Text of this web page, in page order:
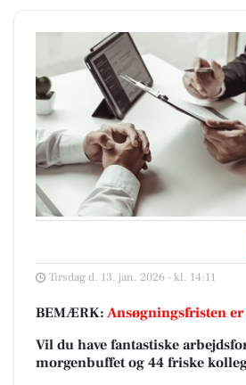
Tirsdag d. 13. jan. 2026 - kl. 14:11
BEMÆRK: Ansøgningsfristen er
Vil du have fantastiske
morgenbuffet og 44 friske